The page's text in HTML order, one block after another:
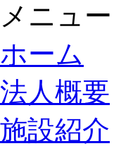
メニュー
ホーム
法人概要
施設紹介